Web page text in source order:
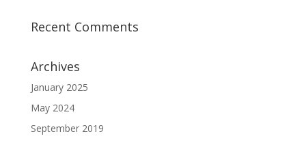
Recent Comments
Archives
January 2025
May 2024
September 2019